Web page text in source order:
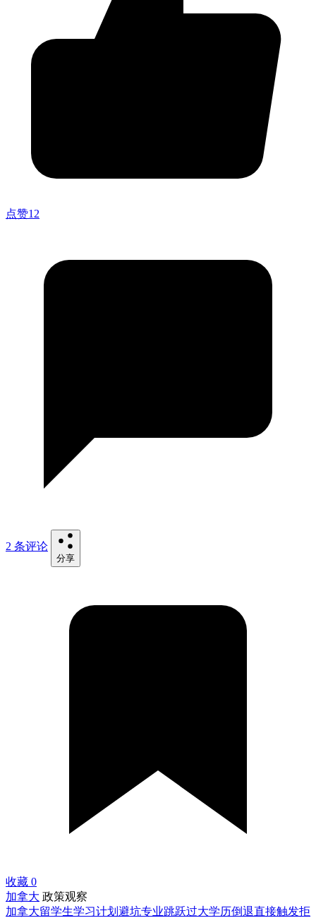
点赞12
2 条评论
分享
收藏 0
加拿大 政策观察
加拿大留学生学习计划避坑专业跳跃过大学历倒退直接触发拒